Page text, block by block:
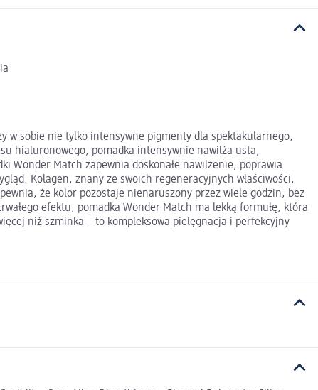
w sobie nie tylko intensywne pigmenty dla spektakularnego,
hialuronowego, pomadka intensywnie nawilża usta,
Wonder Match zapewnia doskonałe nawilżenie, poprawia
Kolagen, znany ze swoich regeneracyjnych właściwości,
że kolor pozostaje nienaruszony przez wiele godzin, bez
efektu, pomadka Wonder Match ma lekką formułę, która
niż szminka – to kompleksowa pielęgnacja i perfekcyjny